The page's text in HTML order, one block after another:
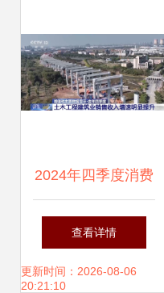
2024年四季度消费
风向 增值税发票数
据揭示家用视听设
查看详情
更新时间：2026-08-06
20:21:10